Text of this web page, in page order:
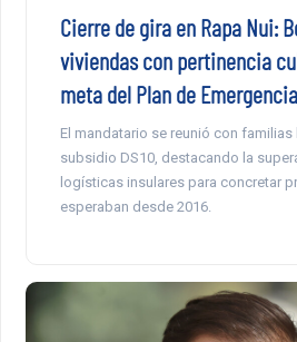
Cierre de gira en Rapa Nui:
viviendas con pertinencia
meta del Plan de Emergencia
El mandatario se reunió con
subsidio DS10, destacando la
logísticas insulares para concretar
esperaban desde 2016.